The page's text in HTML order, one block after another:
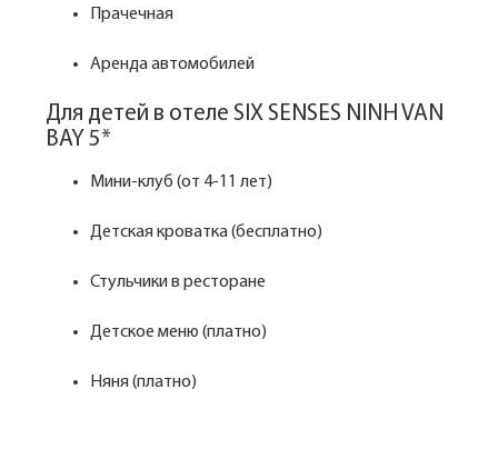
Прачечная
Аренда автомобилей
Для детей в отеле SIX SENSES NINH VAN
BAY 5*
Мини-клуб (от 4-11 лет)
Детская кроватка (бесплатно)
Стульчики в ресторане
Детское меню (платно)
Няня (платно)